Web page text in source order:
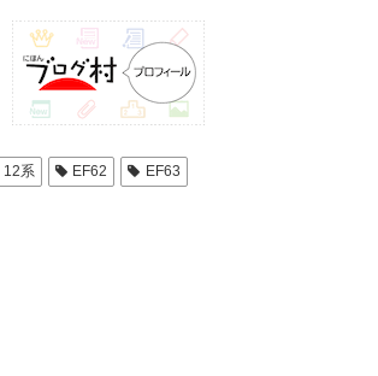
12系 EF62 EF63